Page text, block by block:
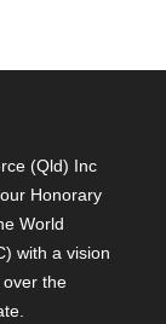
(Qld) Inc
Honorary
World
with a vision
over the